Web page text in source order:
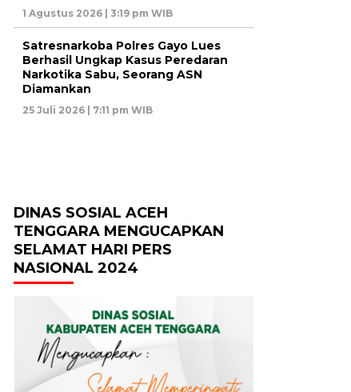
1 Agustus 2026 | 3:19 pm WIB
Satresnarkoba Polres Gayo Lues
Berhasil Ungkap Kasus Peredaran
Narkotika Sabu, Seorang ASN
Diamankan
25 Juli 2026 | 7:11 pm WIB
DINAS SOSIAL ACEH
TENGGARA MENGUCAPKAN
SELAMAT HARI PERS
NASIONAL 2024